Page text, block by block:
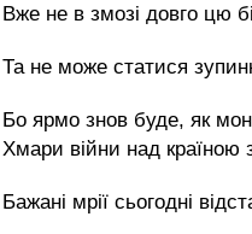
Вже не в змозі довго цю
Та не може статися
Бо ярмо знов буде, як
Хмари війни над країною
Бажані мрії сьогодні